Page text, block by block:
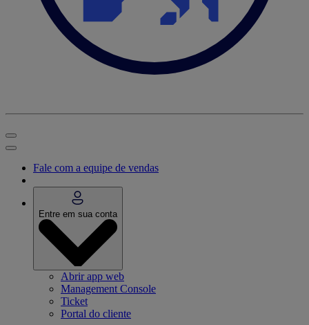
Fale com a equipe de vendas
Entre em sua conta
Abrir app web
Management Console
Ticket
Portal do cliente